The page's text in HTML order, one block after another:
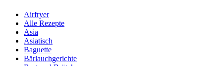
Airfryer
Alle Rezepte
Asia
Asiatisch
Baguette
Bärlauchgerichte